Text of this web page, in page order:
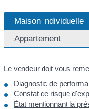
Maison individuelle
Appartement
Le vendeur doit vous
Diagnostic de
Constat de risque
État mentionnant la